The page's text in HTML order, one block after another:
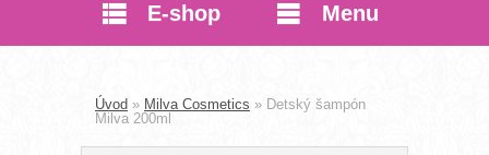
E-shop Menu
Úvod » Milva Cosmetics » Detský šampón
Milva 200ml